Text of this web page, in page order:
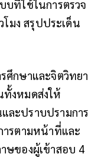
บที่ใช้ในการตรวจ
โมง สรุปประเด็น
ศึกษาและจิตวิทยา
งหมดส่งให้
ละปราบปรามการ
รตามหน้าที่และ
ษของผู้เข้าสอบ 4